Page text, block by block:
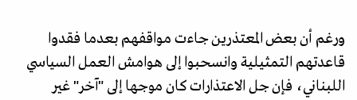
ورغم أن بعض المعتذرين جاءت مواقفهم بعدما فقدوا
قاعدتهم التمثيلية وانسحبوا إلى هوامش العمل السياسي
اللبناني، فإن جل الاعتذارات كان موجها إلى "آخر" غير